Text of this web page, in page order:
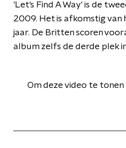
'Let's Find A Way' is de
2009. Het is afkomstig
jaar. De Britten scoren
album zelfs de derde plek
Om deze video te tonen